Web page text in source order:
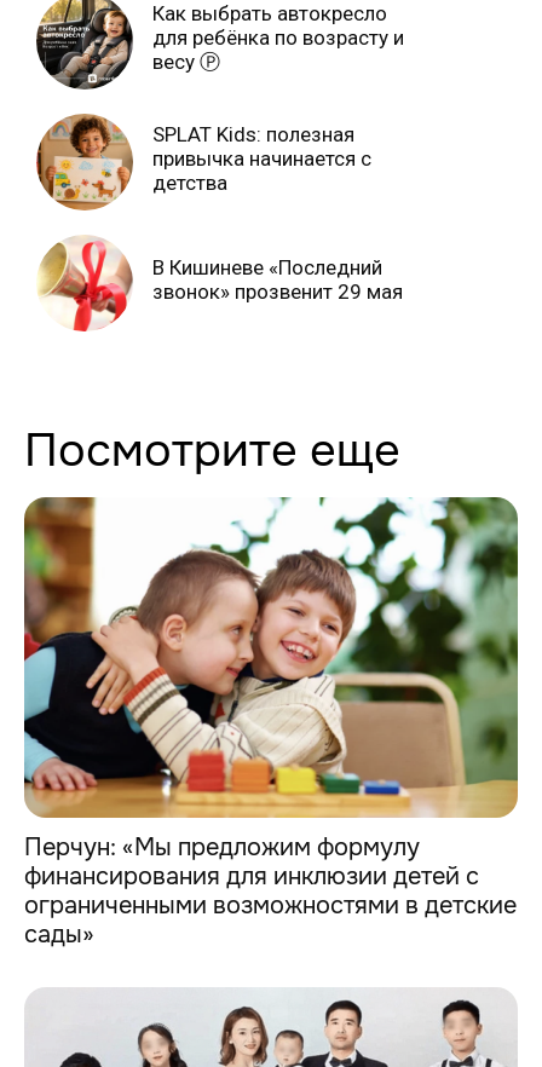
Как выбрать автокресло
для ребёнка по возрасту и
весу Ⓟ
SPLAT Kids: полезная
привычка начинается с
детства
В Кишиневе «Последний
звонок» прозвенит 29 мая
Посмотрите еще
Перчун: «Мы предложим формулу
финансирования для инклюзии детей с
ограниченными возможностями в детские
сады»